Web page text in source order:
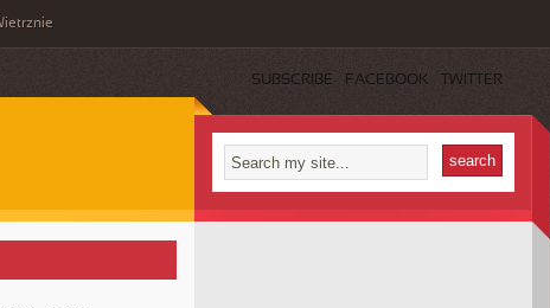
SUBSCRIBE FACEBOOK TWITTER